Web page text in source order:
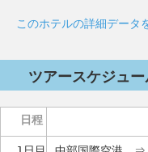
このホテルの詳細データ
ツアースケジュ
日程